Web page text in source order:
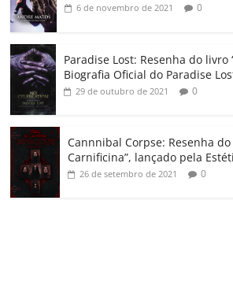
6 de novembro de 2021 0
Paradise Lost: Resenha do livro
Biografia Oficial do Paradise
29 de outubro de 2021 0
Cannnibal Corpse: Resenha
Carnificina”, lançado pela
26 de setembro de 2021 0